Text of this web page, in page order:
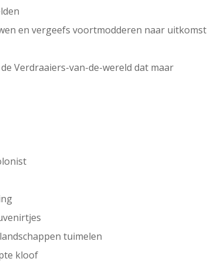
en vergeefs voortmodderen naar uitkomst
Verdraaiers-van-de-wereld dat maar
tuimelen
kloof